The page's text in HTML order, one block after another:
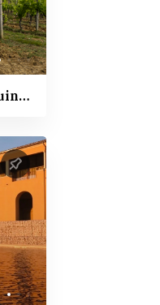
Piquenique Clássico na Quinta da Lagoa Velha